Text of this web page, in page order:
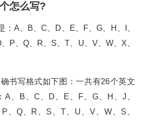
怎么写?
：A、B、C、D、E、F、G、H、I、
P、Q、R、S、T、U、V、W、X、
书写格式如下图：一共有26个英文
A、B、C、D、E、F、G、H、J、
、Q、R、S、T、U、V、W、S、